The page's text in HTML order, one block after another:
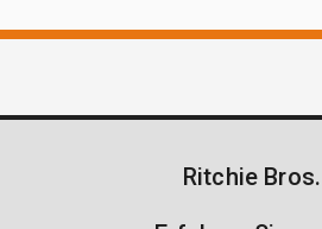
Ritchie Bros.